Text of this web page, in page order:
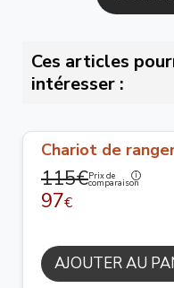
Ces articles
intéresser :
Chariot de
115€Prix de
comparaison
97€
AJOUTER AU